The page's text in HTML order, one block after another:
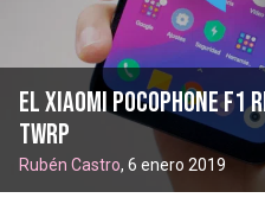
El Xiaomi Pocophone
TWRP
Rubén Castro, 6 enero 2019